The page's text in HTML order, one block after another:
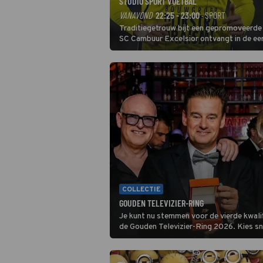
VANAVOND 22:25 - 23:00· SPORT
Traditiegetrouw bijt een
SC Cambuur Excelsior ontvangt in de
De nieuwe oefenmeester is Johan Plat
COLLECTIE
GOUDEN TELEVIZIER-RING
Je kunt nu stemmen voor de vierde
de Gouden Televizier-Ring 2026. Kies snel je favoriete tv-
programma én streamingshow .